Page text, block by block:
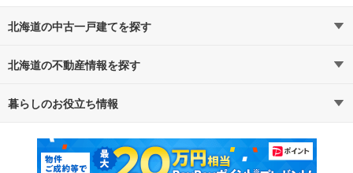
北海道の中古一戸建てを探す
路線・駅から探す
通勤・通学時間から探す
北海道の不動産情報を探す
不動産・住宅
新築マンション 中古マンション
暮らしのお役立ち情報
マンションカタログ 教えて！住まいの先生